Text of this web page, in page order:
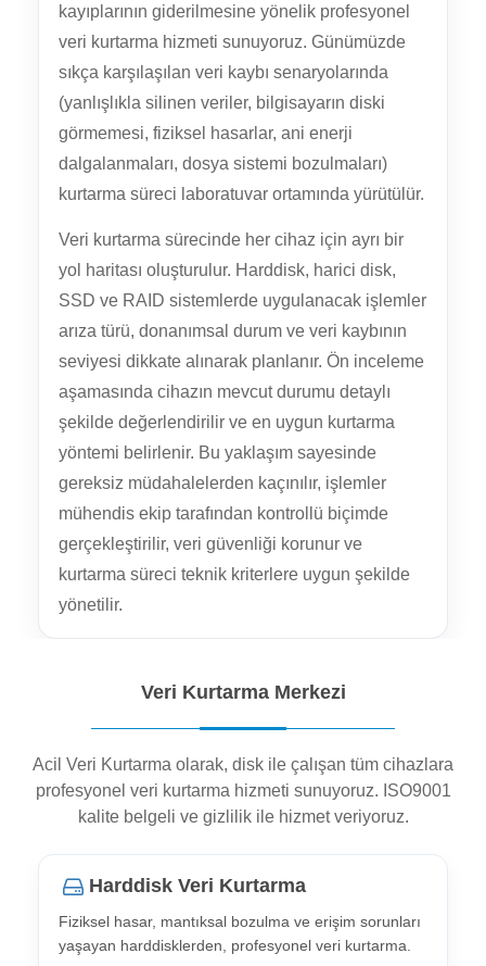
kayıplarının giderilmesine yönelik profesyonel
veri kurtarma hizmeti sunuyoruz. Günümüzde
sıkça karşılaşılan veri kaybı senaryolarında
(yanlışlıkla silinen veriler, bilgisayarın diski
görmemesi, fiziksel hasarlar, ani enerji
dalgalanmaları, dosya sistemi bozulmaları)
kurtarma süreci laboratuvar ortamında yürütülür.
Veri kurtarma sürecinde her cihaz için ayrı bir
yol haritası oluşturulur. Harddisk, harici disk,
SSD ve RAID sistemlerde uygulanacak işlemler
arıza türü, donanımsal durum ve veri kaybının
seviyesi dikkate alınarak planlanır. Ön inceleme
aşamasında cihazın mevcut durumu detaylı
şekilde değerlendirilir ve en uygun kurtarma
yöntemi belirlenir. Bu yaklaşım sayesinde
gereksiz müdahalelerden kaçınılır, işlemler
mühendis ekip tarafından kontrollü biçimde
gerçekleştirilir, veri güvenliği korunur ve
kurtarma süreci teknik kriterlere uygun şekilde
yönetilir.
Veri Kurtarma Merkezi
Acil Veri Kurtarma olarak, disk ile çalışan tüm cihazlara
profesyonel veri kurtarma hizmeti sunuyoruz. ISO9001
kalite belgeli ve gizlilik ile hizmet veriyoruz.
Harddisk Veri Kurtarma
Fiziksel hasar, mantıksal bozulma ve erişim sorunları
yaşayan harddisklerden, profesyonel veri kurtarma.